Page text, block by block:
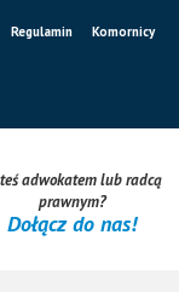
Regulamin Komornicy
adwokatem lub radcą
prawnym?
Dołącz do nas!